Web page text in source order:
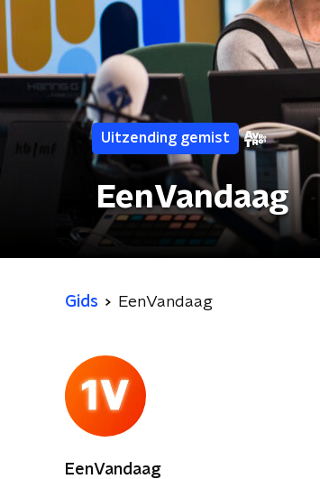
Uitzending gemist
EenVandaag
Gids EenVandaag
EenVandaag